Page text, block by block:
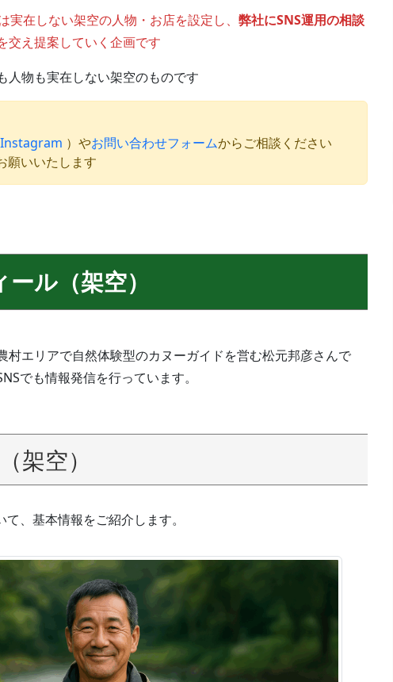
実在しない架空の人物・お店を設定し、 弊社にSNS運用の相談
交え提案していく企画です
人物も実在しない架空のものです
Instagram ）やお問い合わせフォームからご相談ください
願いいたします
ル（架空）
村エリアで自然体験型のカヌーガイドを営む松元邦彦さんで
でも情報発信を行っています。
架空）
、基本情報をご紹介します。